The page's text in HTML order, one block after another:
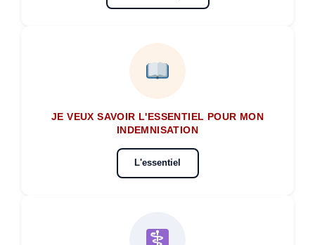
JE VEUX SAVOIR L'ESSENTIEL POUR MON
INDEMNISATION
L'essentiel